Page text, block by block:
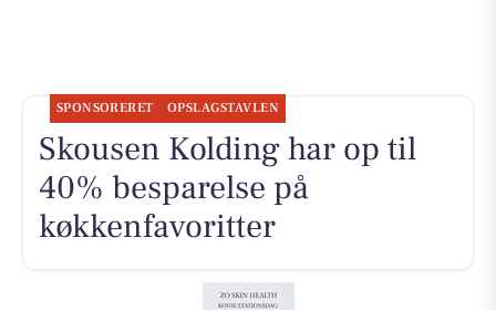
SPONSORERET OPSLAGSTAVLEN
Skousen Kolding har op til
40% besparelse på
køkkenfavoritter